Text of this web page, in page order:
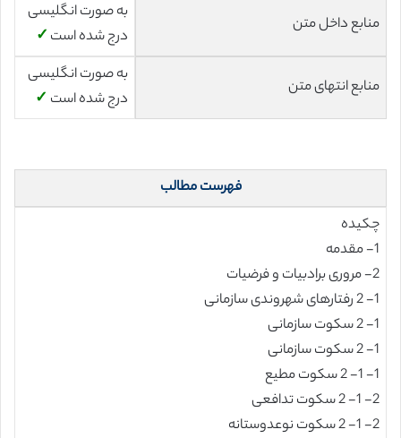
منابع داخل متن
به صورت انگلیسی
درج شده است ✓
منابع انتهای متن
به صورت انگلیسی
درج شده است ✓
فهرست مطالب
چکیده
1- مقدمه
2- مروری برادبیات و فرضیات
1- 2 رفتارهای شهروندی سازمانی
1- 2 سکوت سازمانی
1- 2 سکوت سازمانی
1- 1- 2 سکوت مطیع
2- 1- 2 سکوت تدافعی
2- 1- 2 سکوت نوعدوستانه